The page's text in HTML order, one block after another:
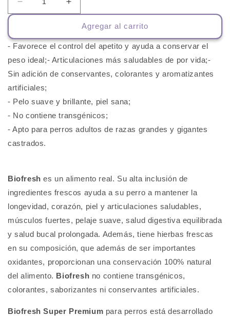
Reducir
cantidad
Biofresh
Perro
Adulto
Raza
15
Kg
+
Regalo
Aumentar
cantidad
para
Biofresh
Perro
Adulto
Raza
Kg
+
Regalo
Agregar al carrito
- Favorece el control del apetito y ayuda a conservar el
peso ideal;- Articulaciones más saludables de por vida;-
Sin adición de conservantes, colorantes y aromatizantes
artificiales;
- Pelo suave y brillante, piel sana;
- No contiene transgénicos;
- Apto para perros adultos de razas grandes y gigantes
castrados.
Biofresh es un alimento real. Su alta inclusión de
ingredientes frescos ayuda a su perro a mantener la
longevidad, corazón, piel y articulaciones saludables,
músculos fuertes, pelaje suave, salud digestiva equilibrada
y salud bucal prolongada. Además, tiene hierbas frescas
en su composición, que además de ser importantes
oxidantes, proporcionan una conservación 100% natural
del alimento. Biofresh no contiene transgénicos,
colorantes, saborizantes ni conservantes artificiales.
Biofresh Super Premium para perros está desarrollado